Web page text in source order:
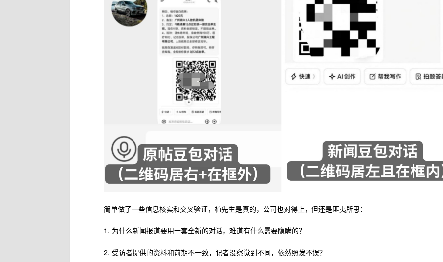
简单做了一些信息核实和交叉验证，植先生是真的，公司也对得上，但还是匪夷所思：
1. 为什么新闻报道要用一套全新的对话，难道有什么需要隐瞒的？
2. 受访者提供的资料和前期不一致，记者没察觉到不同，依然照发不误？